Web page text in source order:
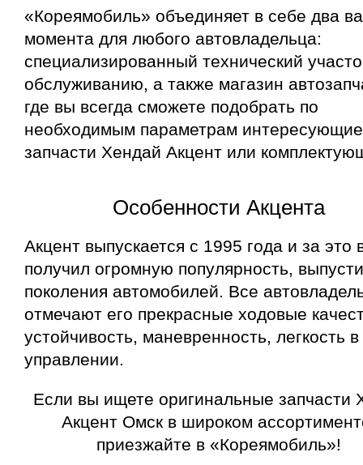
«Кореямобиль» объединяет в себе два
момента для любого автовладельца:
специализированный технический
обслуживанию, а также магазин
где вы всегда сможете подобрать по
необходимым параметрам интересующие
запчасти Хендай Акцент или
Особенности Акцента
Акцент выпускается с 1995 года и за это
получил огромную популярность,
поколения автомобилей. Все
отмечают его прекрасные ходовые
устойчивость, маневренность, легкость в
управлении.
Если вы ищете оригинальные запчасти
Акцент Омск в широком
приезжайте в «Кореямобиль»!